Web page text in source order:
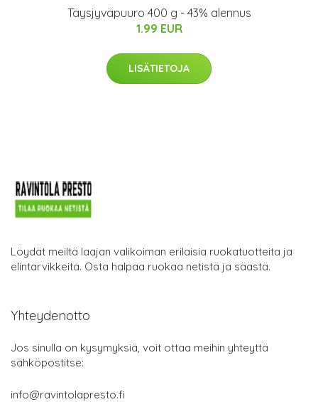
Täysjyväpuuro 400 g - 43% alennus
1.99 EUR
LISÄTIETOJA
Löydät meiltä laajan valikoiman erilaisia ruokatuotteita ja
elintarvikkeita. Osta halpaa ruokaa netistä ja säästä.
Yhteydenotto
Jos sinulla on kysymyksiä, voit ottaa meihin yhteyttä
sähköpostitse:
info@ravintolapresto.fi